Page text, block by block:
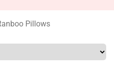
Pillows